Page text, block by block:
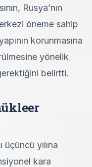
Rusya’nın
öneme sahip
korunmasına
yönelik
belirtti.
üçüncü yılına
kara